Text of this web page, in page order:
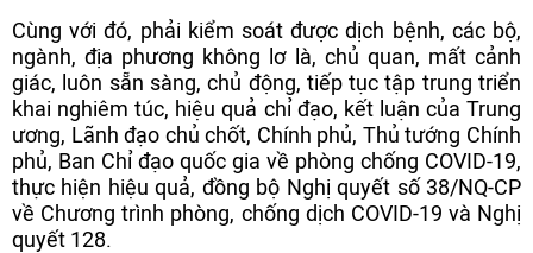
Cùng với đó, phải kiểm soát được dịch bệnh, các bộ,
ngành, địa phương không lơ là, chủ quan, mất cảnh
giác, luôn sẵn sàng, chủ động, tiếp tục tập trung triển
khai nghiêm túc, hiệu quả chỉ đạo, kết luận của Trung
ương, Lãnh đạo chủ chốt, Chính phủ, Thủ tướng Chính
phủ, Ban Chỉ đạo quốc gia về phòng chống COVID-19,
thực hiện hiệu quả, đồng bộ Nghị quyết số 38/NQ-CP
về Chương trình phòng, chống dịch COVID-19 và Nghị
quyết 128.